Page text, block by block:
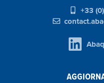
+33